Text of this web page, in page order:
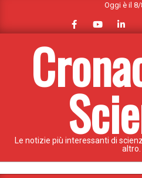
content
Oggi è il
Le notizie più interessanti di
altro.